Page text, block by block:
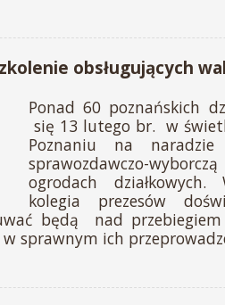
obsługujących
Ponad 60 poznańskich
się 13 lutego br. w
Poznaniu na
sprawozdawczo-
ogrodach działkowych.
kolegia prezesów
będą nad
sprawnym ich